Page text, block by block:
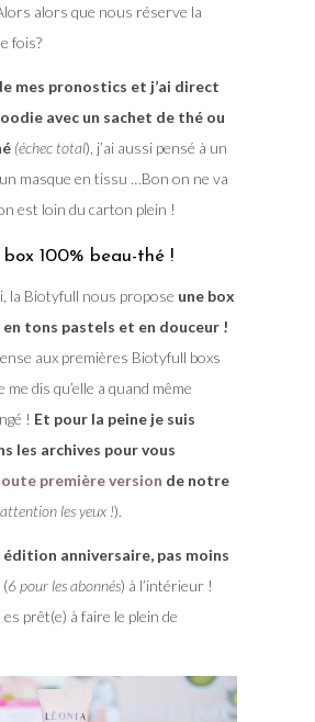
alors que nous réserve la
fois?
mes pronostics et j’ai direct
avec un sachet de thé ou
(échec total), j’ai aussi pensé à un
masque en tissu …Bon on ne va
est loin du carton plein !
100% beau-thé !
la Biotyfull nous propose une box
tons pastels et en douceur !
aux premières Biotyfull boxs
me dis qu’elle a quand même
! Et pour la peine je suis
les archives pour vous
première version de notre
attention les yeux !).
anniversaire, pas moins
(6 pour les abonnés) à l’intérieur !
es prêt(e) à faire le plein de